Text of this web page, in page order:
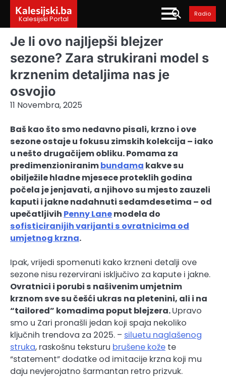
content
Kalesijski.ba
Kalesijski Portal
Radio
Je li ovo najljepši blejzer
sezone? Zara strukirani model s
krznenim detaljima nas je
osvojio
11 Novembra, 2025
Baš kao što smo nedavno pisali, krzno i ove
sezone ostaje u fokusu zimskih kolekcija – iako
u nešto drugačijem obliku. Pomama za
predimenzioniranimbundama kakve su
obilježile hladne mjesece proteklih godina
počela je jenjavati, a njihovo su mjesto zauzeli
kaputi i jakne nadahnuti sedamdesetima – od
upečatljivih Penny Lanemodela do
sofisticiranijih varijanti s ovratnicima od
umjetnog krzna.
Ipak, vrijedi spomenuti kako krzneni detalji ove
sezone nisu rezervirani isključivo za kapute i jakne.
Ovratnici i porubi s našivenim umjetnim
krznom sve su češći ukras na pletenini, ali i na
“tailored” komadima poput blejzera.Upravo
smo u Zari pronašli jedan koji spaja nekoliko
ključnih trendova za 2025. – siluetu naglašenog
struka, raskošnu teksturu brušene kože te
“statement” dodatke od imitacije krzna koji mu
daju nevjerojatno šarmantan retro prizvuk.